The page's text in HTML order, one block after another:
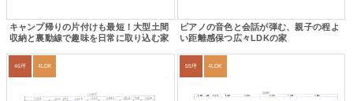
キャンプ帰りの片付けも最短！大型土間
収納と裏動線で趣味を日常に取り込む家
ピアノの音色と会話が弾む、親子の程よ
い距離感保つ広々LDKの家
46坪 4LDK 55坪 4LDK